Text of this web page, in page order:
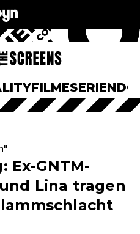
FILMESERIEN
Ex-GNTM-
Lina tragen